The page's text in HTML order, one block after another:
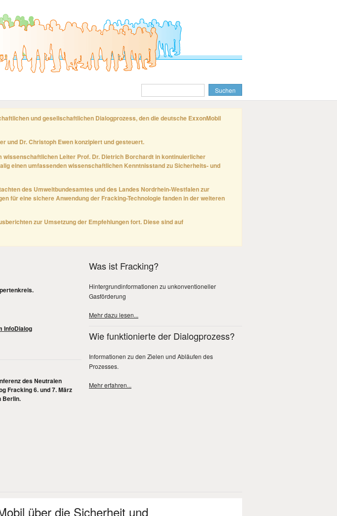
und gesellschaftlichen Dialogprozess, den die deutsche ExxonMobil
und Dr. Christoph Ewen konzipiert und gesteuert.
Leiter Prof. Dr. Dietrich Borchardt in kontinuierlicher
einen umfassenden wissenschaftlichen Kenntnisstand zu Sicherheits- und
des Umweltbundesamtes und des Landes Nordrhein-Westfalen zur
für eine sichere Anwendung der Fracking-Technologie fanden in der weiteren
zur Umsetzung der Empfehlungen fort. Diese sind auf
InfoDialog
des Neutralen
Fracking 6. und 7. März
Berlin.
Was ist Fracking?
Hintergrundinformationen zu unkonventioneller
Gasförderung
Mehr dazu lesen...
Wie funktionierte der Dialogprozess?
Informationen zu den Zielen und Abläufen des
Prozesses.
Mehr erfahren...
über die Sicherheit und